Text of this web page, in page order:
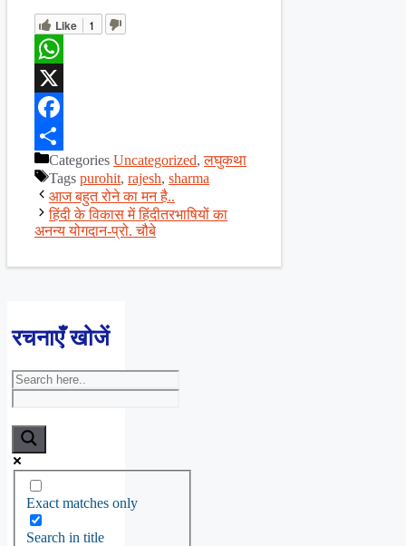
Like 1
WhatsApp
X
Facebook
ShareCategories Uncategorized,लघुकथा
Tags purohit, rajesh, sharma
आज बहुत रोने का मन है..
हिंदी के विकास में हिंदीतरभाषियों का
अनन्य योगदान-प्रो. चौबे
रचनाएँ खोजें
Exact matches only
Search in title